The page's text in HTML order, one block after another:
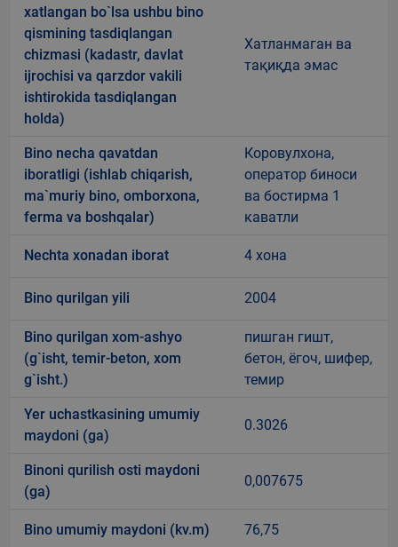
xatlangan bo`lsa ushbu bino
qismining tasdiqlangan
chizmasi (kadastr, davlat
ijrochisi va qarzdor vakili
ishtirokida tasdiqlangan
holda)
Хатланмаган ва
тақиқда эмас
Bino necha qavatdan
iboratligi (ishlab chiqarish,
ma`muriy bino, omborxona,
ferma va boshqalar)
Коровулхона,
оператор биноси
ва бостирма 1
каватли
Nechta xonadan iborat 4 хона
Bino qurilgan yili 2004
Bino qurilgan xom-ashyo
(g`isht, temir-beton, xom
g`isht.)
пишган гишт,
бетон, ёгоч, шифер,
темир
Yer uchastkasining umumiy
maydoni (ga)
0.3026
Binoni qurilish osti maydoni
(ga)
0,007675
Bino umumiy maydoni (kv.m) 76,75